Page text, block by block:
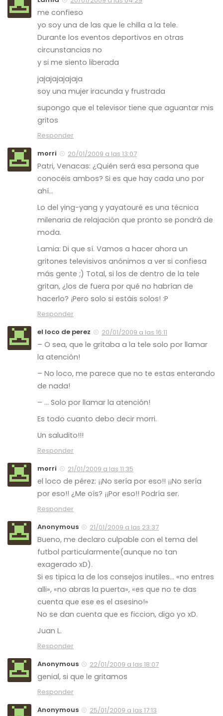
me confieso
yo soy una de las que le chilla a la tele.
Durante los eventos deportivos en otras
circunstancias no
y si me siento liberada
jajajajajajaja
soy una mujer iracunda y frustrada
supongo que el televisor tiene que aguantar mis
gritos
Responder
morri
20/01/2009 a las 13:07
Patri, Venacas: ¿Quién será esa persona que
conocéis ambos? Si es que hay cada uno por
ahí…
Lo del ying-yang y yayatouré es una técnica
milenaria de relajación que pronto se pondrá de
moda.
Lamia: Di que sí. Vamos a hacer ahora un
gritones televisivos anónimos a ver si confiesa
más gente ;) Total, si los de dentro de la tele
gritan, ¿los de fuera por qué no habrían de
hacerlo? ¡Pero solo si estáis solos! :P
Responder
el loco de perez
20/01/2009 a las 16:11
– O sea, que le gritaba a la tele solo por llamar
la atención!
– No loco, me parece que no te estas enterando
de nada!
– … Solo por llamar la atención!
Es todo cuanto debo decir morri.
Un saludito!!!
Responder
morri
21/01/2009 a las 11:35
el loco de pérez: ¡¡No sería por eso!! ¡¡No sería
por eso!! ¿Me oís? ¡¡Por eso!! Podría ser.
Responder
Anonymous
21/01/2009 a las 23:37
Bueno, me declaro culpable con el tema del
futbol particularmente(aunque no tan
exagerado xD).
Si es tipica la de los consejos inutiles… «no entres
alli», «no abras la puerta», «es que no te das
cuenta que ese es el asesino!»
No se dan cuenta que es ficcion, digo yo xD.
Juan L.
Responder
Anonymous
22/01/2009 a las 18:07
genial, si que le gritamos
Responder
Anonymous
25/01/2009 a las 17:13